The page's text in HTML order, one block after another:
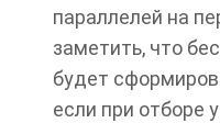
параллелей на
заметить, что
будет
если при отборе